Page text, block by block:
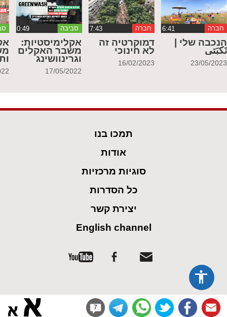
7
חברה
הנכבה שלי |
نَكبَتي
23/05/2023
חברה ‏7:43
דמוקרטיה זה
לא חינוכי
16/02/2023
סביבה
אקלימיסטיות:
משבר האקלים
וגרינוושינג
17/05/2022
תמכו בנו
אודות
סוגיות מרכזיות
כל הסדרות
יצירת קשר
English channel